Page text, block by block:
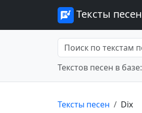
Тексты песен
Текстов песен в базе:
Тексты песен Dix